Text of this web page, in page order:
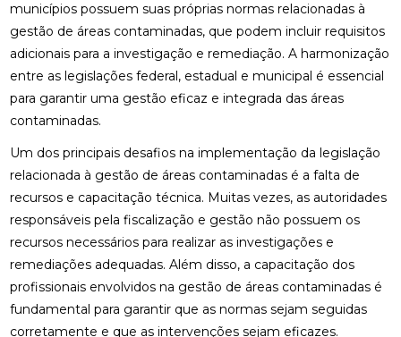
municípios possuem suas próprias normas relacionadas à
gestão de áreas contaminadas, que podem incluir requisitos
adicionais para a investigação e remediação. A harmonização
entre as legislações federal, estadual e municipal é essencial
para garantir uma gestão eficaz e integrada das áreas
contaminadas.
Um dos principais desafios na implementação da legislação
relacionada à gestão de áreas contaminadas é a falta de
recursos e capacitação técnica. Muitas vezes, as autoridades
responsáveis pela fiscalização e gestão não possuem os
recursos necessários para realizar as investigações e
remediações adequadas. Além disso, a capacitação dos
profissionais envolvidos na gestão de áreas contaminadas é
fundamental para garantir que as normas sejam seguidas
corretamente e que as intervenções sejam eficazes.